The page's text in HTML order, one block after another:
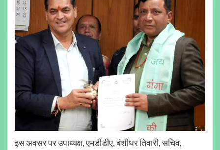
इस अवसर पर उपाध्यक्ष, एमडीडीए, बंशीधर तिवारी, सचिव,